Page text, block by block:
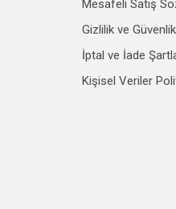
Mesafeli Satış
Gizlilik ve Güvenlik
İptal ve İade
Kişisel Veriler